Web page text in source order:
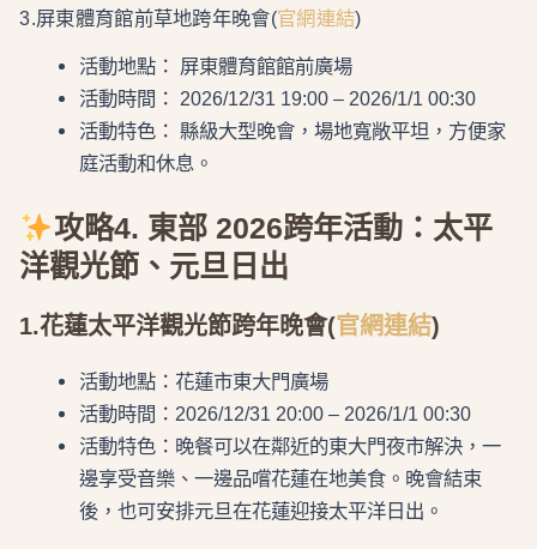
3.屏東體育館前草地跨年晚會(官網連結)
活動地點： 屏東體育館館前廣場
活動時間： 2026/12/31 19:00 – 2026/1/1 00:30
活動特色： 縣級大型晚會，場地寬敞平坦，方便家
庭活動和休息。
攻略4. 東部 2026跨年活動：太平
洋觀光節、元旦日出
1.花蓮太平洋觀光節跨年晚會(官網連結)
活動地點：花蓮市東大門廣場
活動時間：2026/12/31 20:00 – 2026/1/1 00:30
活動特色：晚餐可以在鄰近的東大門夜市解決，一
邊享受音樂、一邊品嚐花蓮在地美食。晚會結束
後，也可安排元旦在花蓮迎接太平洋日出。